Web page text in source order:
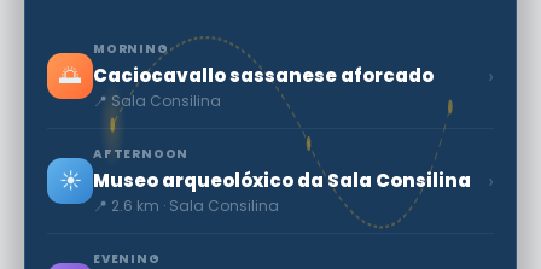
🌅
MORNING
Caciocavallo sassanese aforcado
📍 Sala Consilina
›
☀️
AFTERNOON
Museo arqueolóxico da Sala Consilina
📍 2.6 km · Sala Consilina
›
EVENING